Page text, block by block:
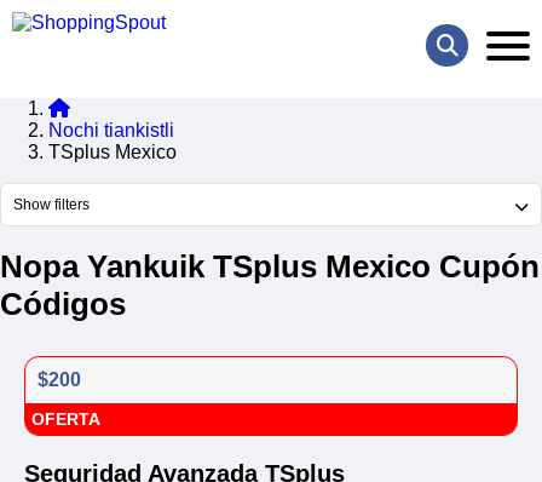
Nochi tiankistli
TSplus Mexico
Show filters
Nopa Yankuik TSplus Mexico Cupón
Códigos
$200
OFERTA
Seguridad Avanzada TSplus